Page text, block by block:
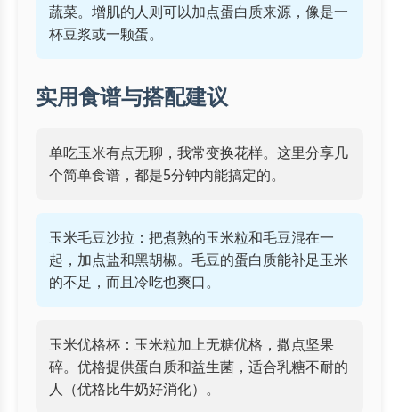
蔬菜。增肌的人则可以加点蛋白质来源，像是一
杯豆浆或一颗蛋。
实用食谱与搭配建议
单吃玉米有点无聊，我常变换花样。这里分享几
个简单食谱，都是5分钟内能搞定的。
玉米毛豆沙拉：把煮熟的玉米粒和毛豆混在一
起，加点盐和黑胡椒。毛豆的蛋白质能补足玉米
的不足，而且冷吃也爽口。
玉米优格杯：玉米粒加上无糖优格，撒点坚果
碎。优格提供蛋白质和益生菌，适合乳糖不耐的
人（优格比牛奶好消化）。